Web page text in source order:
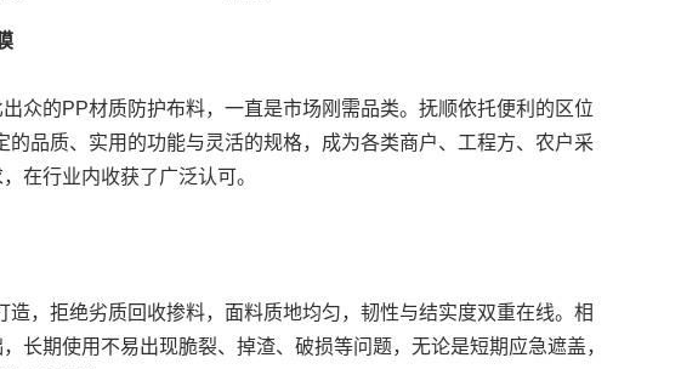
众的PP材质防护布料，一直是市场刚需品类。抚顺依托便利的区位
的品质、实用的功能与灵活的规格，成为各类商户、工程方、农户采
在行业内收获了广泛认可。
，拒绝劣质回收掺料，面料质地均匀，韧性与结实度双重在线。相
长期使用不易出现脆裂、掉渣、破损等问题，无论是短期应急遮盖，